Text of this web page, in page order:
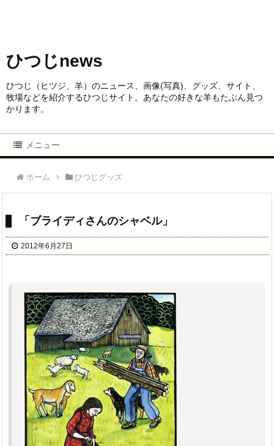
ひつじnews
ひつじ（ヒツジ、羊）のニュース、画像(写真)、グッズ、サイト、
牧場などを紹介するひつじサイト。あなたの好きな羊もたぶん見つ
かります。
メニュー
ホーム ひつじグッズ
「ブライディさんのシャベル」
2012年6月27日